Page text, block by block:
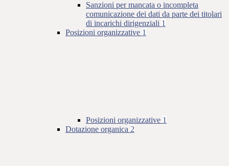
Sanzioni per mancata o incompleta
comunicazione dei dati da parte dei titolari
di incarichi dirigenziali 1
Posizioni organizzative 1
Posizioni organizzative 1
Dotazione organica 2